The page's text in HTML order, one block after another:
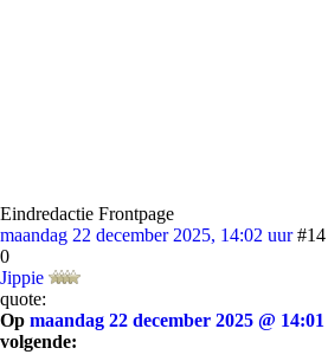
Eindredactie Frontpage
maandag 22 december 2025, 14:02 uur #14
0
Jippie
quote:
Op maandag 22 december 2025 @ 14:01
volgende: